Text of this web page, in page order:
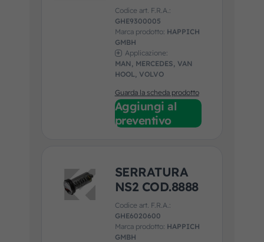
Codice art. F.R.A.:
GHE9300005
Marca prodotto: HAPPICH
GMBH
Applicazione:
MAN, MERCEDES, VAN
HOOL, VOLVO
Guarda la scheda prodotto
Aggiungi al
preventivo
SERRATURA
NS2 COD.8888
Codice art. F.R.A.:
GHE6020600
Marca prodotto: HAPPICH
GMBH